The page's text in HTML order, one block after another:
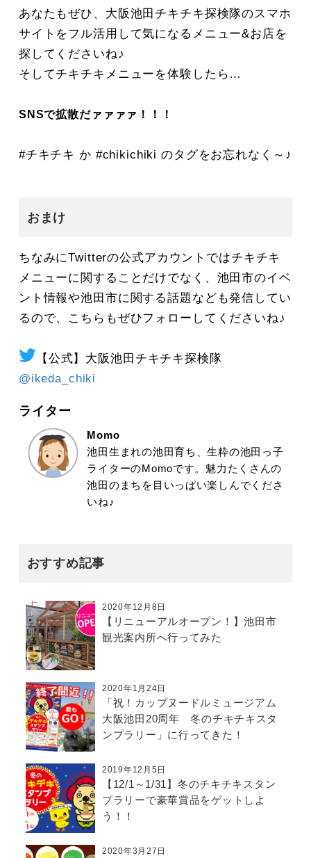
あなたもぜひ、大阪池田チキチキ探検隊のスマホ
サイトをフル活用して気になるメニュー&お店を
探してくださいね♪
そしてチキチキメニューを体験したら…
SNSで拡散だァァァァ！！！
#チキチキ か #chikichiki のタグをお忘れなく～♪
おまけ
ちなみにTwitterの公式アカウントではチキチキ
メニューに関することだけでなく、池田市のイベ
ント情報や池田市に関する話題なども発信してい
るので、こちらもぜひフォローしてくださいね♪
【公式】大阪池田チキチキ探検隊
@ikeda_chiki
ライター
Momo
池田生まれの池田育ち、生粋の池田っ子
ライターのMomoです。魅力たくさんの
池田のまちを目いっぱい楽しんでくださ
いね♪
おすすめ記事
2020年12月8日
【リニューアルオープン！】池田市
観光案内所へ行ってみた
2020年1月24日
「祝！カップヌードルミュージアム
大阪池田20周年 冬のチキチキスタ
ンプラリー」に行ってきた！
2019年12月5日
【12/1～1/31】冬のチキチキスタン
プラリーで豪華賞品をゲットしよ
う！！
2020年3月27日